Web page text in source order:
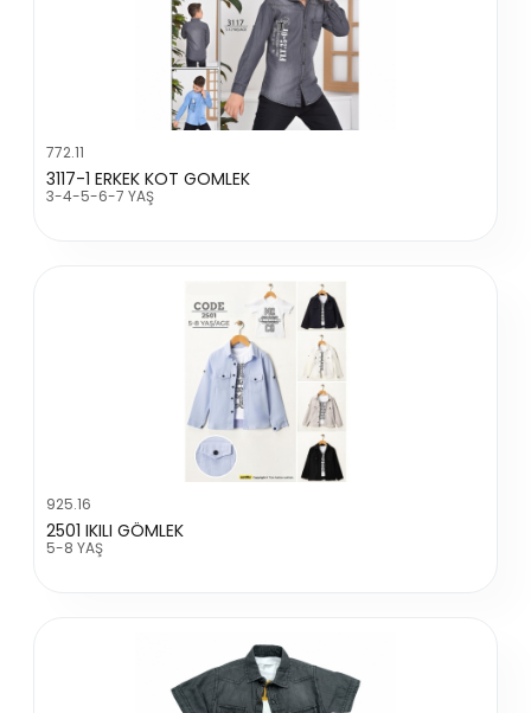
772.11
3117-1 ERKEK KOT GOMLEK
3-4-5-6-7 YAŞ
925.16
2501 IKILI GÖMLEK
5-8 YAŞ